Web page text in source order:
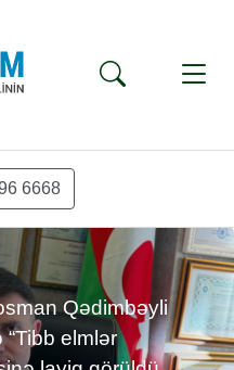
6668
Qədimbəyli
elmlər